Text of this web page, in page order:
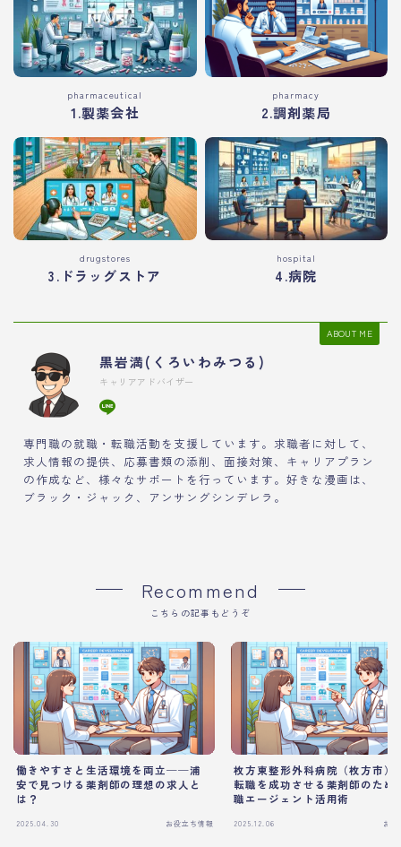
pharmaceutical
1.製薬会社
pharmacy
2.調剤薬局
drugstores
3.ドラッグストア
hospital
4.病院
ABOUT ME
黒岩満(くろいわみつる)
キャリアアドバイザー
専門職の就職・転職活動を支援しています。求職者に対して、
求人情報の提供、応募書類の添削、面接対策、キャリアプラン
の作成など、様々なサポートを行っています。好きな漫画は、
ブラック・ジャック、アンサングシンデレラ。
Recommend
こちらの記事もどうぞ
働きやすさと生活環境を両立──浦
安で見つける薬剤師の理想の求人と
は？
2025.04.30 お役立ち情報
枚方東整形外科病院（枚方市）
転職を成功させる薬剤師のため
職エージェント活用術
2025.12.06 お